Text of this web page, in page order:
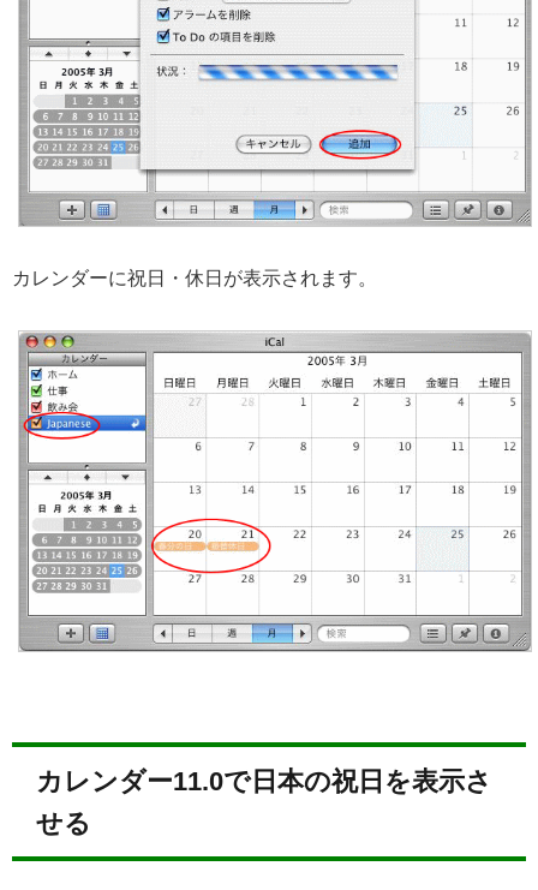
カレンダーに祝日・休日が表示されます。
カレンダー11.0で日本の祝日を表示さ
せる